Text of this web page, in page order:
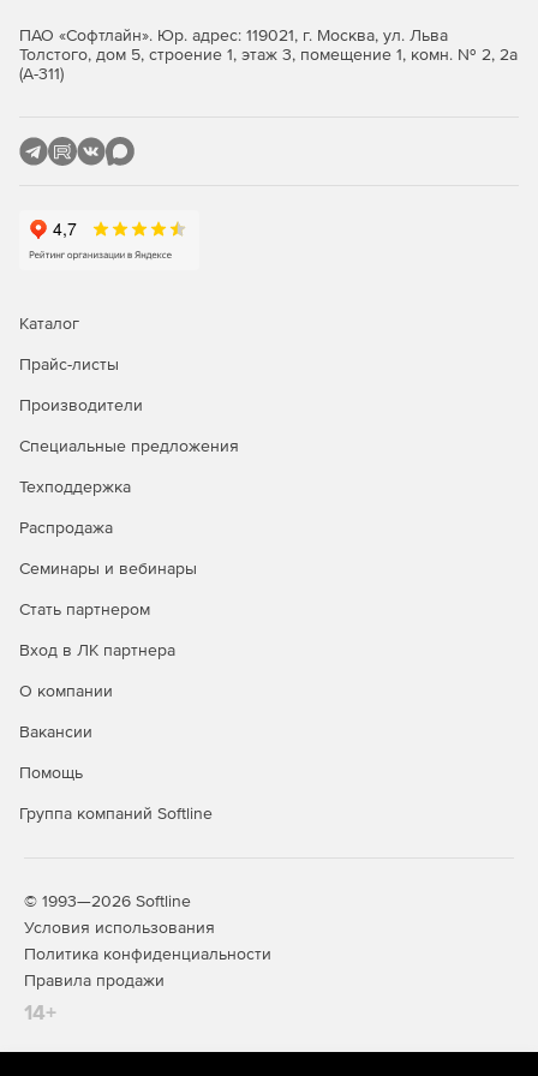
КОМПАС-3D позволяет осуществлять экспорт и импорт (с
возможностью последующего редактирования) данных
вставку компонентов из наиболее широкоиспользуемых
Благодаря работе с полигональными объектами (через
задачи реверс- инжиниринга.
Работа в 2D
инженеров, конструкторов.
проектирование для элементов: стена,
окно, дверь, перекрытие, колонна,
лестница. Позволяет оформлять и
ПАО «Софтлайн». Юр. адрес: 119021, г. Москва, ул. Льва
Толстого, дом 5, строение 1, этаж 3, помещение 1, комн. № 2, 2а
(А-311)
Каталог
Прайс-листы
Производители
Специальные предложения
Техподдержка
Распродажа
Семинары и вебинары
Стать партнером
Вход в ЛК партнера
О компании
Вакансии
Помощь
Группа компаний Softline
© 1993—2026 Softline
Условия использования
Политика конфиденциальности
Правила продажи
14+